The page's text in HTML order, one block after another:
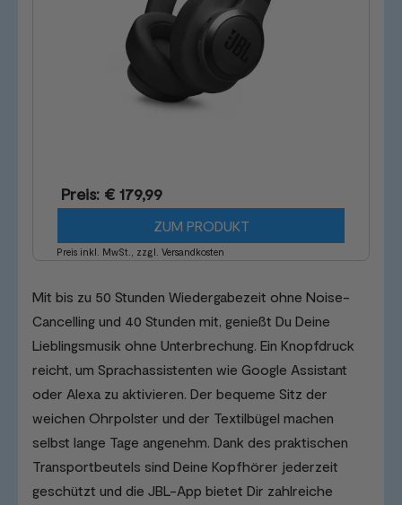
Preis: € 179,99
ZUM PRODUKT
Preis inkl. MwSt., zzgl. Versandkosten
Mit bis zu 50 Stunden Wiedergabezeit ohne Noise-
Cancelling und 40 Stunden mit, genießt Du Deine
Lieblingsmusik ohne Unterbrechung. Ein Knopfdruck
reicht, um Sprachassistenten wie Google Assistant
oder Alexa zu aktivieren. Der bequeme Sitz der
weichen Ohrpolster und der Textilbügel machen
selbst lange Tage angenehm. Dank des praktischen
Transportbeutels sind Deine Kopfhörer jederzeit
geschützt und die JBL-App bietet Dir zahlreiche